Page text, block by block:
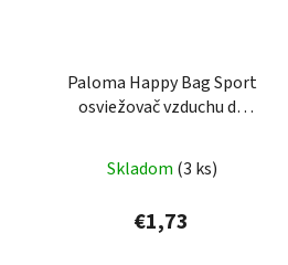
Paloma Happy Bag Sport
osviežovač vzduchu do
Skladom (3 ks)
€1,73